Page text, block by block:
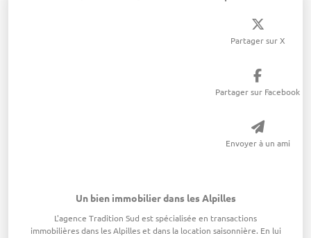
Partager sur X
Partager sur Facebook
Envoyer à un ami
Un bien immobilier dans les Alpilles
L'agence Tradition Sud est spécialisée en transactions
immobilières dans les Alpilles et dans la location saisonnière. En lui